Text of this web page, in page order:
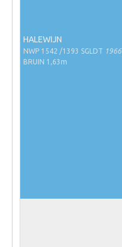
NRPS Keuringen
Hengstenkeuring
HALEWIJN
NWP 1542 /1393 SGLDT 1966
BRUIN 1,63m